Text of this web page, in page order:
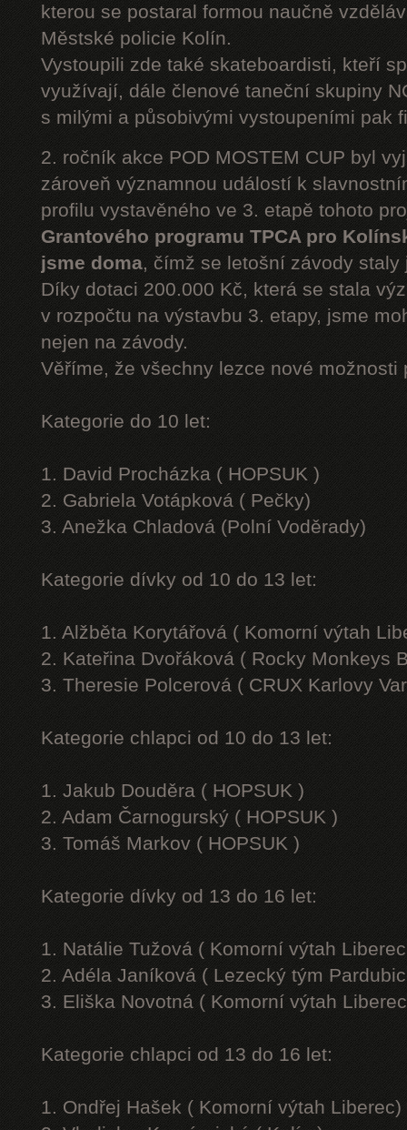
kterou se postaral formou naučně
Městské policie Kolín.
Vystoupili zde také skateboardisti, kteří
využívají, dále členové taneční skupiny
s milými a působivými vystoupeními pak
2. ročník akce POD MOSTEM CUP byl
zároveň významnou událostí k
profilu vystavěného ve 3. etapě tohoto
Grantového programu TPCA pro
jsme doma, čímž se letošní závody
Díky dotaci 200.000 Kč, která se stala
v rozpočtu na výstavbu 3. etapy, jsme
nejen na závody.
Věříme, že všechny lezce nové možnosti
Kategorie do 10 let:
1. David Procházka ( HOPSUK )
2. Gabriela Votápková ( Pečky)
3. Anežka Chladová (Polní Voděrady)
Kategorie dívky od 10 do 13 let:
1. Alžběta Korytářová ( Komorní výtah
2. Kateřina Dvořáková ( Rocky Monkeys
3. Theresie Polcerová ( CRUX Karlovy
Kategorie chlapci od 10 do 13 let:
1. Jakub Douděra ( HOPSUK )
2. Adam Čarnogurský ( HOPSUK )
3. Tomáš Markov ( HOPSUK )
Kategorie dívky od 13 do 16 let:
1. Natálie Tužová ( Komorní výtah
2. Adéla Janíková ( Lezecký tým
3. Eliška Novotná ( Komorní výtah
Kategorie chlapci od 13 do 16 let:
1. Ondřej Hašek ( Komorní výtah Liberec)